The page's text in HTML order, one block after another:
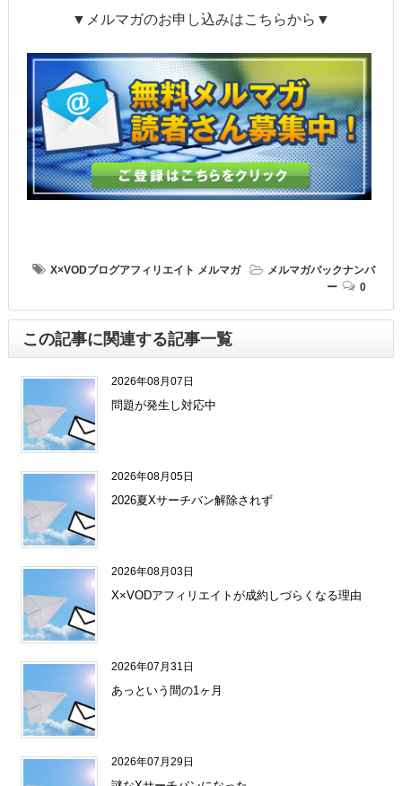
▼メルマガのお申し込みはこちらから▼
X×VODブログアフィリエイト メルマガ
メルマガバックナンバ
ー
0
この記事に関連する記事一覧
2026年08月07日
問題が発生し対応中
2026年08月05日
2026夏Xサーチバン解除されず
2026年08月03日
X×VODアフィリエイトが成約しづらくなる理由
2026年07月31日
あっという間の1ヶ月
2026年07月29日